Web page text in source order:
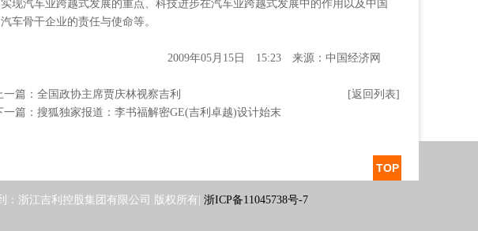
实现汽车业跨越式发展的重点、科技进步在汽车业跨越式发展中的作用以及中国
汽车骨干企业的责任与使命等。
2009年05月15日 15:23 来源：中国经济网
[返回列表]
一篇： 全国政协主席贾庆林视察吉利
一篇： 搜狐独家报道：李书福解密GE(吉利卓越)设计始末
TOP
： 浙江吉利控股集团有限公司 版权所有| 浙ICP备11045738号-7